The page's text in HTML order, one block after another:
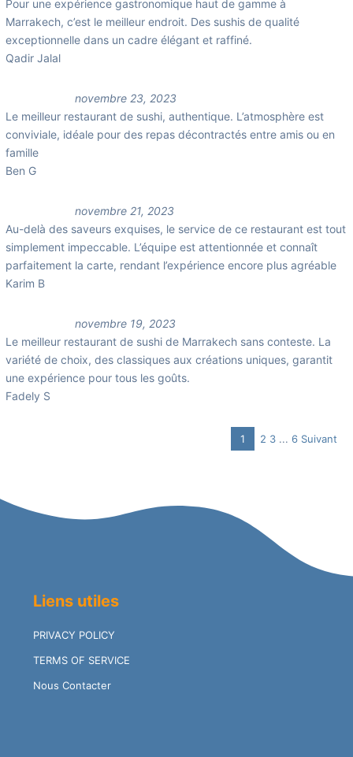
Pour une expérience gastronomique haut de gamme à
Marrakech, c’est le meilleur endroit. Des sushis de qualité
exceptionnelle dans un cadre élégant et raffiné.
Qadir Jalal
novembre 23, 2023
Le meilleur restaurant de sushi, authentique. L’atmosphère est
conviviale, idéale pour des repas décontractés entre amis ou en
famille
Ben G
novembre 21, 2023
Au-delà des saveurs exquises, le service de ce restaurant est tout
simplement impeccable. L’équipe est attentionnée et connaît
parfaitement la carte, rendant l’expérience encore plus agréable
Karim B
novembre 19, 2023
Le meilleur restaurant de sushi de Marrakech sans conteste. La
variété de choix, des classiques aux créations uniques, garantit
une expérience pour tous les goûts.
Fadely S
Navigation
Site
Page
1 Page
2 Page
3 ... Page
6 Suivant
Liens utiles
PRIVACY POLICY
TERMS OF SERVICE
Nous Contacter